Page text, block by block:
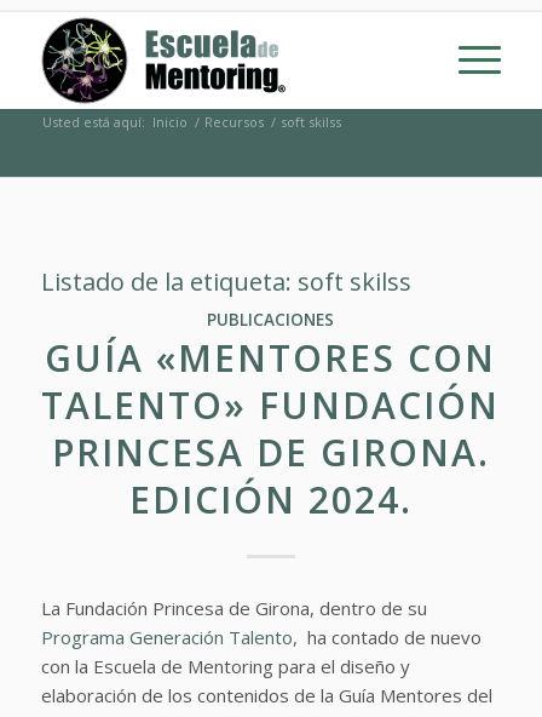
Usted está aquí: Inicio / Recursos / soft skilss
Listado de la etiqueta: soft skilss
PUBLICACIONES
GUÍA «MENTORES CON
TALENTO» FUNDACIÓN
PRINCESA DE GIRONA.
EDICIÓN 2024.
La Fundación Princesa de Girona, dentro de su
Programa Generación Talento, ha contado de nuevo
con la Escuela de Mentoring para el diseño y
elaboración de los contenidos de la Guía Mentores del